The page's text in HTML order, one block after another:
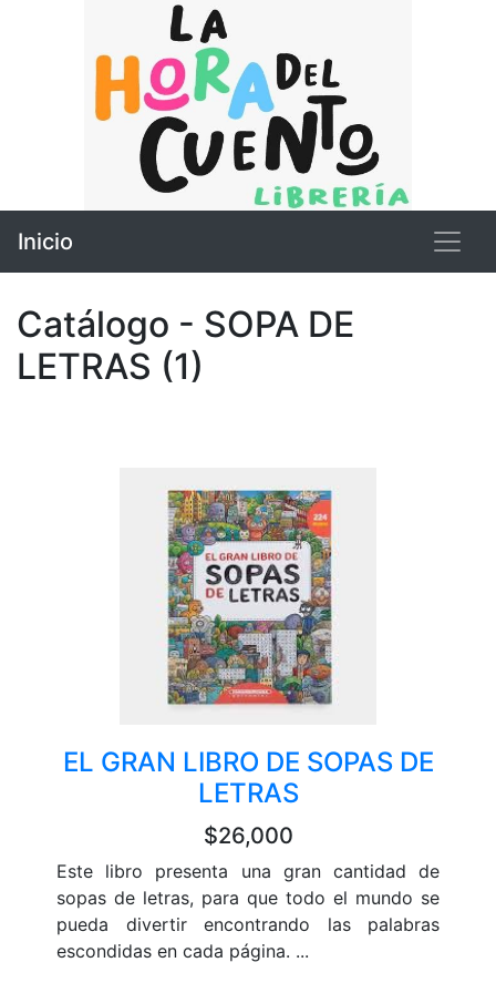
Inicio
Catálogo - SOPA DE
LETRAS (1)
EL GRAN LIBRO DE SOPAS DE
LETRAS
$26,000
Este libro presenta una gran cantidad de
sopas de letras, para que todo el mundo se
pueda divertir encontrando las palabras
escondidas en cada página. ...